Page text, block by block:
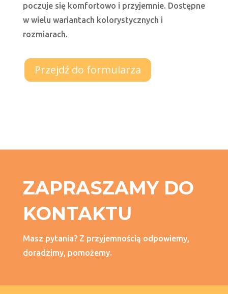
poczuje się komfortowo i przyjemnie. Dostępne
w wielu wariantach kolorystycznych i
rozmiarach.
Przejdź do formularza
ZAPRASZAMY DO
KONTAKTU
Masz pytania? Z przyjemnością odpowiemy,
doradzimy, pomożemy.